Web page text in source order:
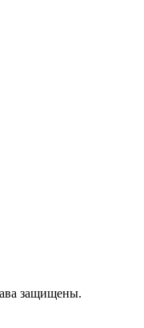
защищены.